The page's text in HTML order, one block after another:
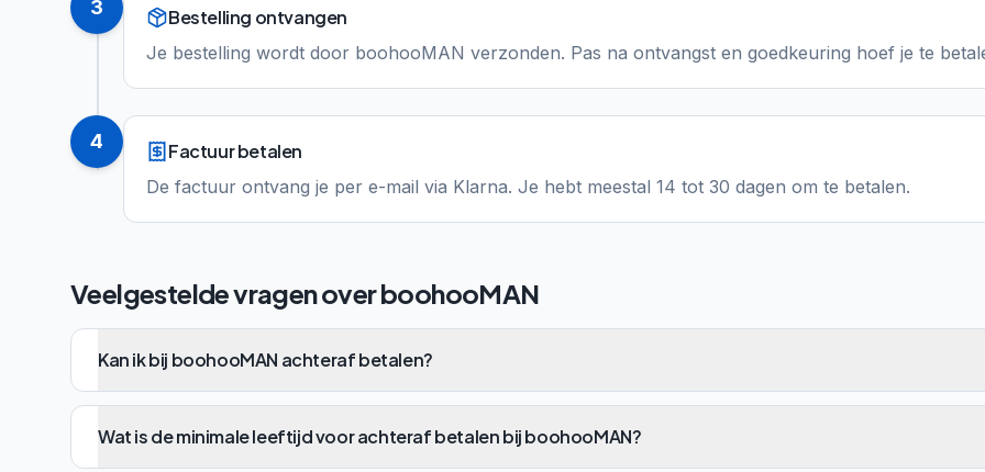
3 Bestelling ontvangen
Je bestelling wordt door boohooMAN verzonden. Pas na ontvangst en goedkeuring hoef je te
4 Factuur betalen
De factuur ontvang je per e-mail via Klarna. Je hebt meestal 14 tot 30 dagen om te betalen.
Veelgestelde vragen overboohooMAN
Kan ik bij boohooMAN achteraf betalen?
Wat is de minimale leeftijd voor achteraf betalen bij boohooMAN?